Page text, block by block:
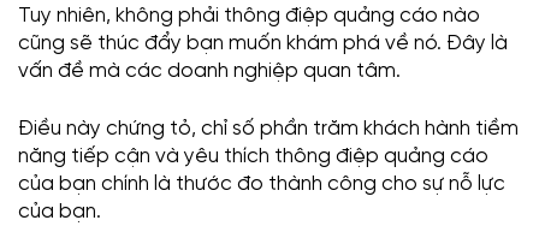
Tuy nhiên, không phải thông điệp quảng cáo nào
cũng sẽ thúc đẩy bạn muốn khám phá về nó. Đây là
vấn đề mà các doanh nghiệp quan tâm.
Điều này chứng tỏ, chỉ số phần trăm khách hành tiềm
năng tiếp cận và yêu thích thông điệp quảng cáo
của bạn chính là thước đo thành công cho sự nỗ lực
của bạn.